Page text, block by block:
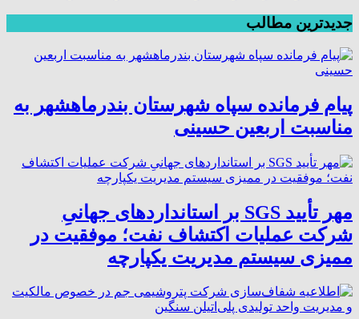
جدیدترین مطالب
پیام فرمانده سپاه شهرستان بندرماهشهر به
مناسبت اربعین حسینی
مهر تأیید SGS بر استانداردهای جهانیِ
شرکت عملیات اکتشاف نفت؛ موفقیت در
ممیزی سیستم مدیریت یکپارچه